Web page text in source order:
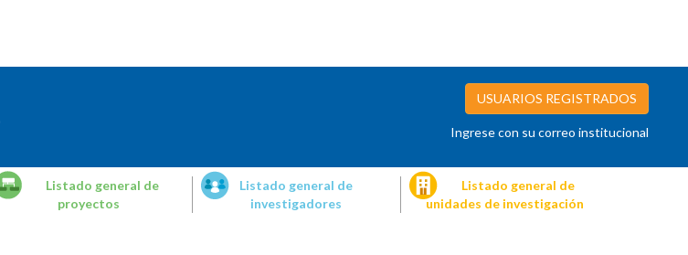
USUARIOS REGISTRADOS
Ingrese con su correo institucional
Listado general de
proyectos
Listado general de
investigadores
Listado general de
unidades de investigación